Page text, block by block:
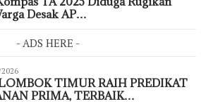
Desak AP…
- ADS HERE -
TIMUR RAIH PREDIKAT
PRIMA, TERBAIK…